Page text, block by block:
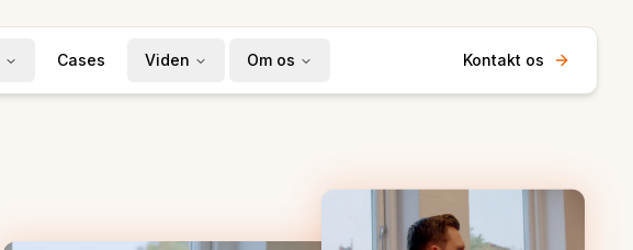
Cases Viden Om os Kontakt os